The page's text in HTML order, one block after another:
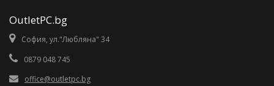
OutletPC.bg
София, ул."Любляна" 34
0879 048 745
office@outletpc.bg